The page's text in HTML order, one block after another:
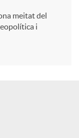
meitat del
i